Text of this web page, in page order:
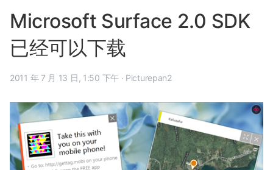
Microsoft Surface 2.0 SDK
已经可以下载
2011 年 7 月 13 日, 1:50 下午 · Picturepan2